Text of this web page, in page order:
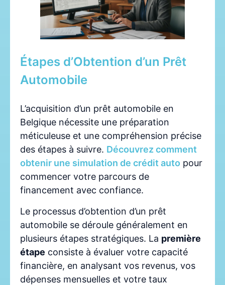
Étapes d’Obtention d’un Prêt
Automobile
L’acquisition d’un prêt automobile en
Belgique nécessite une préparation
méticuleuse et une compréhension précise
des étapes à suivre. Découvrez comment
obtenir une simulation de crédit auto pour
commencer votre parcours de
financement avec confiance.
Le processus d’obtention d’un prêt
automobile se déroule généralement en
plusieurs étapes stratégiques. La première
étape consiste à évaluer votre capacité
financière, en analysant vos revenus, vos
dépenses mensuelles et votre taux